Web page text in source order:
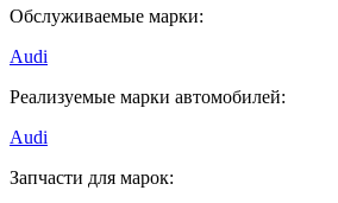
Обслуживаемые марки:
Audi
Реализуемые марки автомобилей:
Audi
Запчасти для марок: